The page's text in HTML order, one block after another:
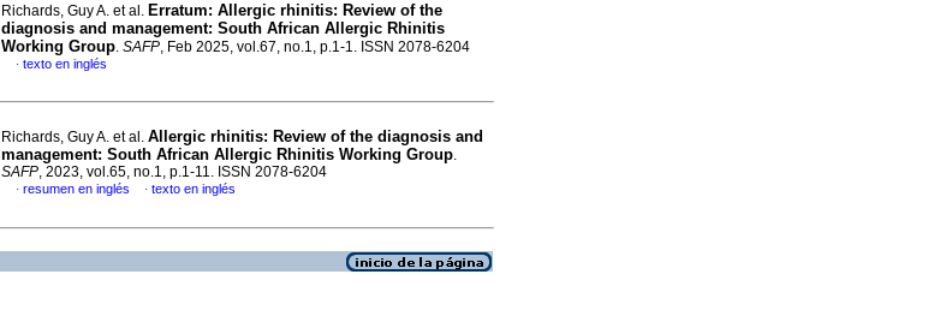
Richards, Guy A. et al. Erratum: Allergic rhinitis: Review of the
diagnosis and management: South African Allergic Rhinitis
Working Group. SAFP, Feb 2025, vol.67, no.1, p.1-1. ISSN 2078-6204
· texto en inglés
Richards, Guy A. et al. Allergic rhinitis: Review of the diagnosis and
management: South African Allergic Rhinitis Working Group.
SAFP, 2023, vol.65, no.1, p.1-11. ISSN 2078-6204
· resumen en inglés · texto en inglés